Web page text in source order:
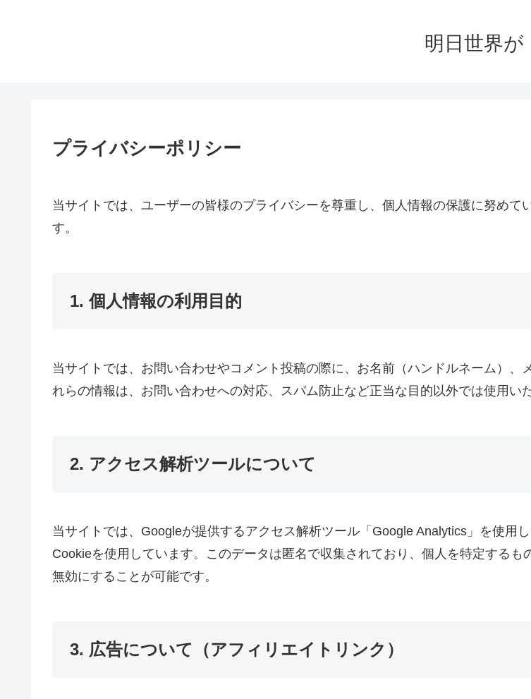
明日世界が
プライバシーポリシー
当サイトでは、ユーザーの皆様のプライバシーを尊重し、個人情報の保護に努め
す。
1. 個人情報の利用目的
当サイトでは、お問い合わせやコメント投稿の際に、お名前（ハンドルネーム）
れらの情報は、お問い合わせへの対応、スパム防止など正当な目的以外では使用い
2. アクセス解析ツールについて
当サイトでは、Googleが提供するアクセス解析ツール「Google Analytics」を使用
Cookieを使用しています。このデータは匿名で収集されており、個人を特定する
無効にすることが可能です。
3. 広告について（アフィリエイトリンク）